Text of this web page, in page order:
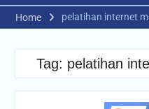
Home pelatihan internet
Tag: pelatihan